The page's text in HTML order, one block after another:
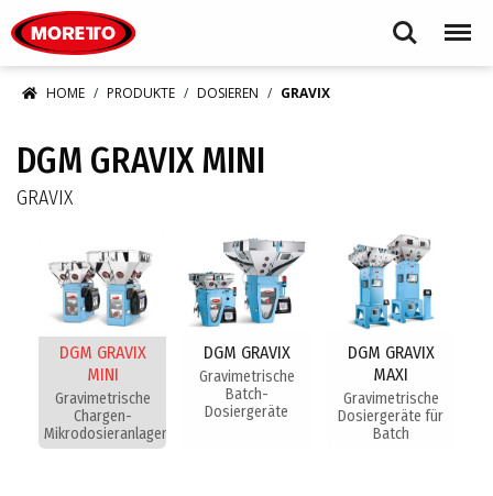
Search Menu
HOME PRODUKTE DOSIEREN GRAVIX
DGM GRAVIX MINI
GRAVIX
DGM GRAVIX
MINI
Gravimetrische
Chargen-
Mikrodosieranlagen
DGM GRAVIX
Gravimetrische
Batch-
Dosiergeräte
DGM GRAVIX
MAXI
Gravimetrische
Dosiergeräte für
Batch